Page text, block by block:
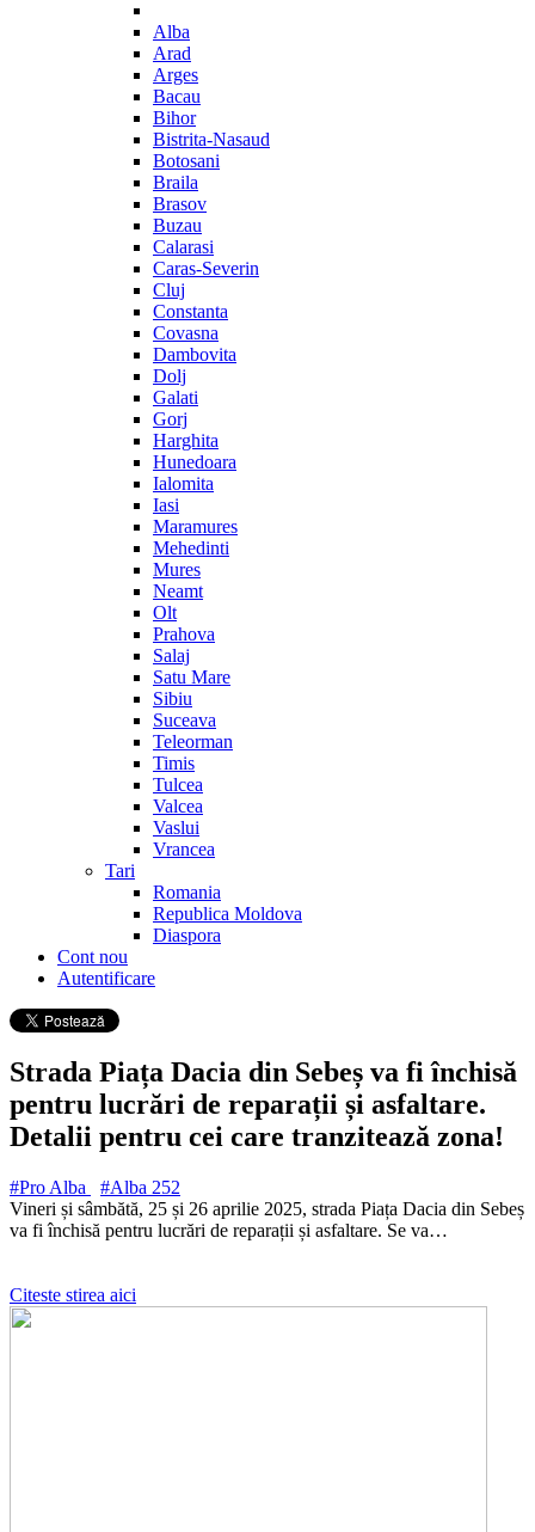
Alba
Arad
Arges
Bacau
Bihor
Bistrita-Nasaud
Botosani
Braila
Brasov
Buzau
Calarasi
Caras-Severin
Cluj
Constanta
Covasna
Dambovita
Dolj
Galati
Gorj
Harghita
Hunedoara
Ialomita
Iasi
Maramures
Mehedinti
Mures
Neamt
Olt
Prahova
Salaj
Satu Mare
Sibiu
Suceava
Teleorman
Timis
Tulcea
Valcea
Vaslui
Vrancea
Tari
Romania
Republica Moldova
Diaspora
Cont nou
Autentificare
Strada Piața Dacia din Sebeș va fi închisă
pentru lucrări de reparații și asfaltare.
Detalii pentru cei care tranzitează zona!
#Pro Alba #Alba 252
Vineri și sâmbătă, 25 și 26 aprilie 2025, strada Piața Dacia din Sebeș
va fi închisă pentru lucrări de reparații și asfaltare. Se va…
Citeste stirea aici